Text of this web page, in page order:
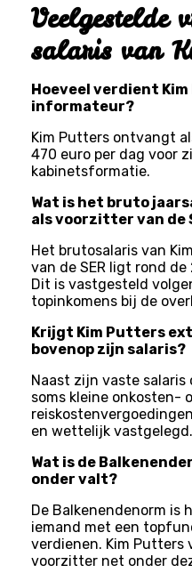
Veelgestelde
salaris van
Hoeveel verdient
informateur?
Kim Putters ontvangt
470 euro per dag voor
kabinetsformatie.
Wat is het bruto
als voorzitter van de
Het brutosalaris van
van de SER ligt rond
Dit is vastgesteld
topinkomens bij de
Krijgt Kim Putters
bovenop zijn salaris?
Naast zijn vaste
soms kleine onkosten-
en wettelijk vastgelegd.
Wat is de
onder valt?
De Balkenendenorm is
iemand met een
verdienen. Kim Putters
voorzitter net onder